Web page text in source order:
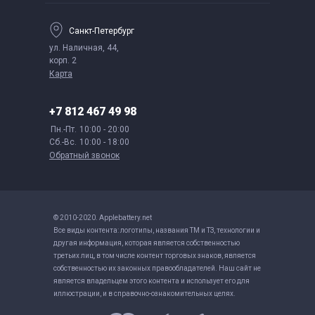
Санкт-Петербург
ул. Наличная, 44,
корп. 2
Карта
+7 812 467 49 98
Пн.-Пт. 10:00 - 20:00
Сб.-Вс. 10:00 - 18:00
Обратный звонок
© 2010-2020. Applebattery.net
Все виды контента: логотипы, названия ТМ и ТЗ, технологии и
другая информация, которая является собственностью
третьих лиц, в том числе контент торговых знаков, является
собственностью их законных правообладателей. Наш сайт не
является владельцем этого контента и использует его для
иллюстрации, и в справочно-ознакомительных целях.